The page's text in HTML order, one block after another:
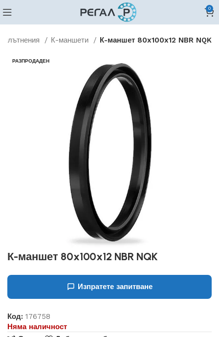
0
Уплътнения К-маншети К-маншет 80x100x12 NBR NQK
РАЗПРОДАДЕН
К-маншет 80x100x12 NBR NQK
Изпратете запитване
Код:176758
Няма наличност